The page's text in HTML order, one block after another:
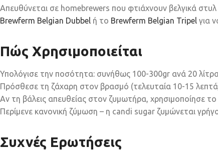
Απευθύνεται σε homebrewers που φτιάχνουν βελγικά
Brewferm Belgian Dubbel ή το Brewferm Belgian Tripel για
Πώς Χρησιμοποιείται
Υπολόγισε την ποσότητα: συνήθως 100-300gr ανά 20
Πρόσθεσε τη ζάχαρη στον βρασμό (τελευταία 10-15
Αν τη βάλεις απευθείας στον ζυμωτήρα, χρησιμοποίησε το
Περίμενε κανονική ζύμωση – η candi sugar ζυμώνεται
Συχνές Ερωτήσεις